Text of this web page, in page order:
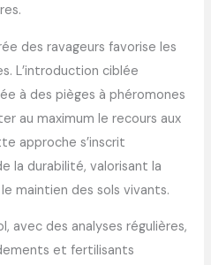
des ravageurs favorise les
L’introduction ciblée
à des pièges à phéromones
au maximum le recours aux
approche s’inscrit
la durabilité, valorisant la
maintien des sols vivants.
avec des analyses régulières,
et fertilisants